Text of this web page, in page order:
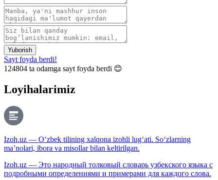
Yuborish
Sayt foyda berdi!
124804 ta odamga sayt foyda berdi 😊
Loyihalarimiz
Izoh.uz — O‘zbek tilining xalqona izohli lug‘ati. So‘zlarning
ma’nolari, ibora va misollar bilan keltirilgan.
Izoh.uz — Это народный толковый словарь узбекского языка с
подробными определениями и примерами для каждого слова.